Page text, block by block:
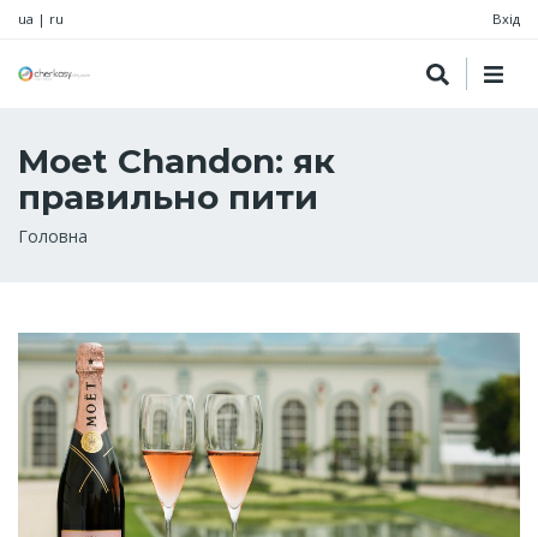
ua | ru Вхід
Moet Chandon: як
правильно пити
Рядок
Головна